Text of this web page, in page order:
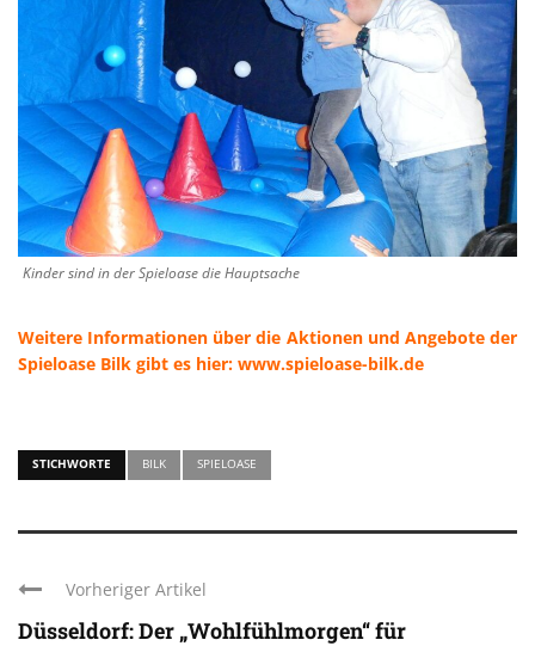
Kinder sind in der Spieloase die Hauptsache
Weitere Informationen über die Aktionen und Angebote der
Spieloase Bilk gibt es hier: www.spieloase-bilk.de
STICHWORTE BILK SPIELOASE
Vorheriger Artikel
Düsseldorf: Der „Wohlfühlmorgen“ für